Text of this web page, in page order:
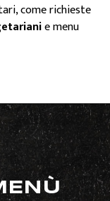
come richieste
e menu